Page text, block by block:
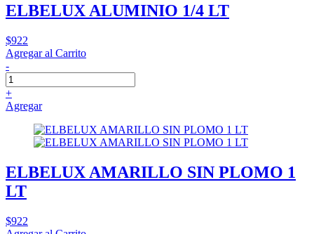
ELBELUX ALUMINIO 1/4 LT
$922
Agregar al Carrito
-
+
Agregar
ELBELUX AMARILLO SIN PLOMO 1
LT
$922